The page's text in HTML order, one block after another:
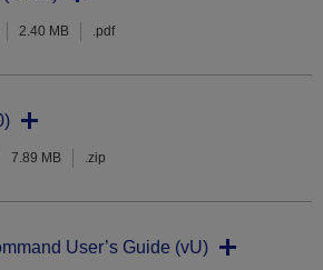
2.40 MB .pdf
7.89 MB .zip
User’s Guide (vU)